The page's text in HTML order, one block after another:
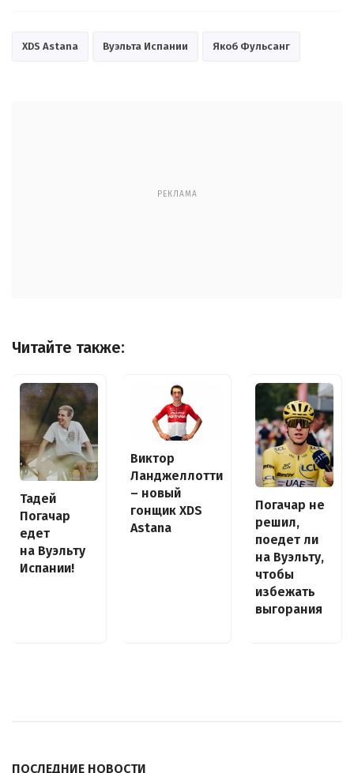
XDS Astana Вуэльта Испании Якоб Фульсанг
РЕКЛАМА
Читайте также:
Тадей
Погачар
едет
на Вуэльту
Испании!
Виктор
Ланджеллотти
– новый
гонщик XDS
Astana
Погачар не
решил,
поедет ли
на Вуэльту,
чтобы
избежать
выгорания
ПОСЛЕДНИЕ НОВОСТИ